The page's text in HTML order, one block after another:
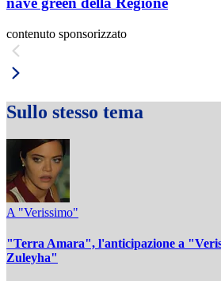
contenuto sponsorizzato
Sullo stesso tema
A "Verissimo"
"Terra Amara", l'anticipazione a
Zuleyha"